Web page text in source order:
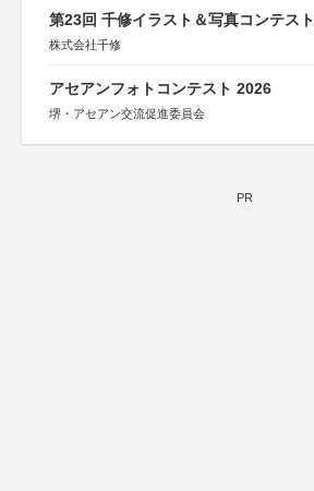
第23回 千修イラスト＆写真コンテスト
株式会社千修
アセアンフォトコンテスト 2026
堺・アセアン交流促進委員会
PR